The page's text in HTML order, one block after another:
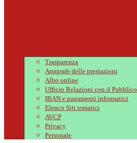
Trasparenza
Anagrafe delle prestazioni
Albo online
Ufficio Relazioni con il Pubblico
IBAN e pagamenti informatici
Elenco Siti tematici
AVCP
Privacy
Personale